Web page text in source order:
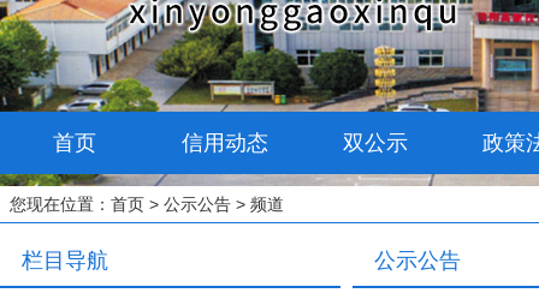
首页 信用动态 双公示 政策
您现在位置： 首页 > 公示公告 > 频道
栏目导航 公示公告